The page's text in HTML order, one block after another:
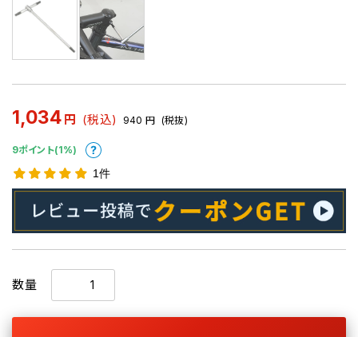
1,034 円 (税込) 940 円 (税抜)
9ポイント(1%)
1件
数量